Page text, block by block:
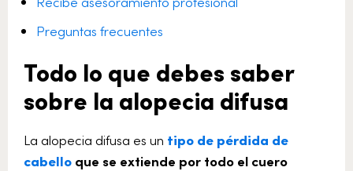
Preguntas frecuentes
Todo lo que debes saber
sobre la alopecia difusa
La alopecia difusa es un tipo de pérdida de
cabello que se extiende por todo el cuero